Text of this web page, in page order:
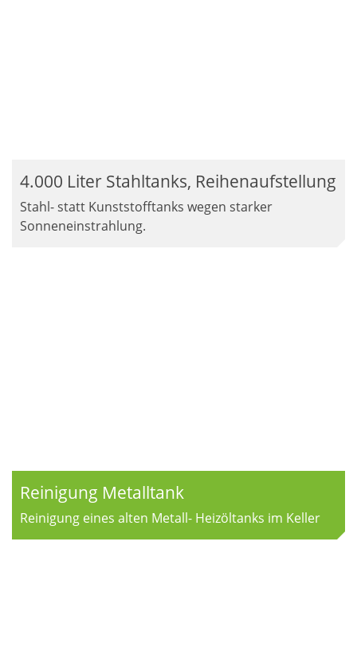
4.000 Liter Stahltanks, Reihenaufstellung
Stahl- statt Kunststofftanks wegen starker
Sonneneinstrahlung.
Reinigung Metalltank
Reinigung eines alten Metall- Heizöltanks im Keller